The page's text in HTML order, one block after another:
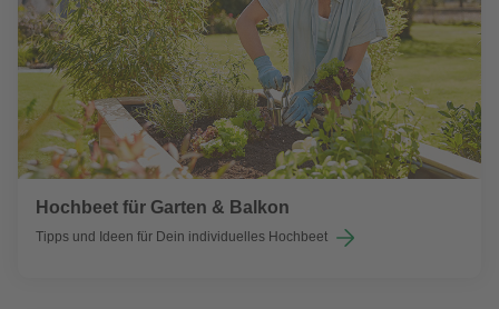
Hochbeet für Garten & Balkon
Tipps und Ideen für Dein individuelles Hochbeet